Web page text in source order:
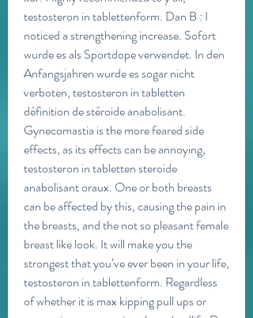
testosteron in tablettenform. Dan B : I
noticed a strengthening increase. Sofort
wurde es als Sportdope verwendet. In den
Anfangsjahren wurde es sogar nicht
verboten, testosteron in tabletten
définition de stéroide anabolisant.
Gynecomastia is the more feared side
effects, as its effects can be annoying,
testosteron in tabletten steroide
anabolisant oraux. One or both breasts
can be affected by this, causing the pain in
the breasts, and the not so pleasant female
breast like look. It will make you the
strongest that you’ve ever been in your life,
testosteron in tablettenform. Regardless
of whether it is max kipping pull ups or